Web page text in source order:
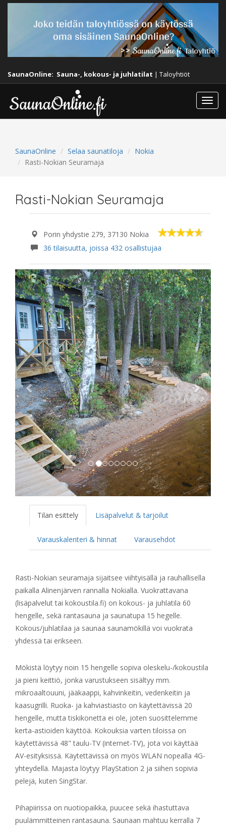
SaunaOnline: Sauna-, kokous- ja juhlatilat | Taloyhtiöt
SaunaOnline Selaa saunatiloja
Nokia
Rasti-Nokian Seuramaja
Rasti-Nokian Seuramaja
Porin yhdystie 279, 37130 Nokia
36 tilaisuutta, joissa 432 osallistujaa
Previous Next
Tilan esittely Lisäpalvelut & tarjoilut
Varauskalenteri & hinnat Varausehdot
Rasti-Nokian seuramaja sijaitsee viihtyisällä ja rauhallisella
paikalla Alinenjärven rannalla Nokialla. Vuokrattavana
(lisäpalvelut tai kokoustila.fi) on kokous- ja juhlatila 60
hengelle, sekä rantasauna ja saunatupa 15 hegelle.
Kokous/juhlatilaa ja saunaa saunamökillä voi vuokrata
yhdessä tai erikseen.
Mökistä löytyy noin 15 hengelle sopiva oleskelu-/kokoustila
ja pieni keittiö, jonka varustukseen sisältyy mm.
mikroaaltouuni, jääkaappi, kahvinkeitin, vedenkeitin ja
kaasugrilli. Ruoka- ja kahviastiasto on käytettävissä 20
hengelle, mutta tiskikonetta ei ole, joten suosittelemme
kerta-astioiden käyttöä. Kokouksia varten tiloissa on
käytettävissä 48" taulu-TV (internet-TV), jota voi käyttää
AV-esityksissä. Käytettävissä on myös WLAN nopealla 4G-
yhteydellä. Majasta löytyy PlayStation 2 ja siihen sopivia
pelejä, kuten SingStar.
Pihapiirissa on nuotiopaikka, puucee sekä ihastuttava
puulämmitteinen rantasauna. Saunaan mahtuu kerralla 7